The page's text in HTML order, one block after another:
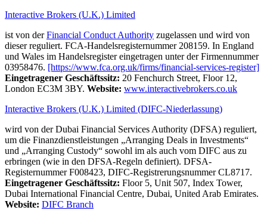
Interactive Brokers (U.K.) Limited
ist von derFinancial Conduct Authority zugelassen und wird von
dieser reguliert. FCA-Handelsregisternummer 208159. In England
und Wales im Handelsregister eingetragen unter der Firmennummer
03958476. [https://www.fca.org.uk/firms/financial-services-register]
Eingetragener Geschäftssitz: 20 Fenchurch Street, Floor 12,
London EC3M 3BY. Website: www.interactivebrokers.co.uk
Interactive Brokers (U.K.) Limited (DIFC-Niederlassung)
wird von der Dubai Financial Services Authority (DFSA) reguliert,
um die Finanzdienstleistungen „Arranging Deals in Investments“
und „Arranging Custody“ sowohl im als auch vom DIFC aus zu
erbringen (wie in den DFSA-Regeln definiert). DFSA-
Registernummer F008423, DIFC-Registrerungsnummer CL8717.
Eingetragener Geschäftssitz: Floor 5, Unit 507, Index Tower,
Dubai International Financial Centre, Dubai, United Arab Emirates.
Website: DIFC Branch